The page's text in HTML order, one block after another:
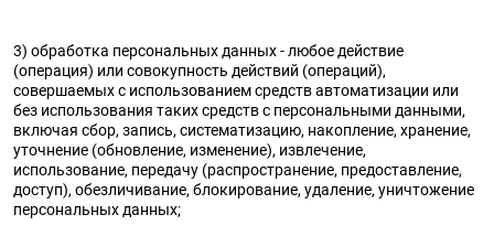
3) обработка персональных данных - любое действие
(операция) или совокупность действий (операций),
совершаемых с использованием средств автоматизации или
без использования таких средств с персональными данными,
включая сбор, запись, систематизацию, накопление, хранение,
уточнение (обновление, изменение), извлечение,
использование, передачу (распространение, предоставление,
доступ), обезличивание, блокирование, удаление, уничтожение
персональных данных;
Противогрибковые
препараты
Противоопухолевые
препараты
Противопаразитарные
препараты
Растительные
препараты
Сердечно-
сосудистые
препараты
Система
обмена
ТонизирующиеФиточай/
чай